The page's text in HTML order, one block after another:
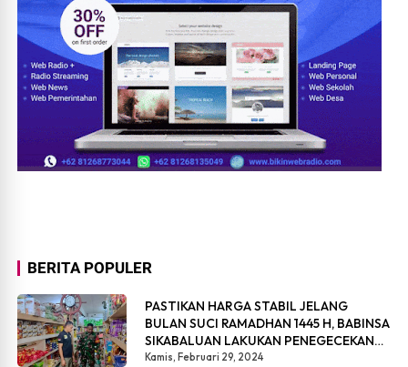
BERITA POPULER
PASTIKAN HARGA STABIL JELANG
BULAN SUCI RAMADHAN 1445 H, BABINSA
SIKABALUAN LAKUKAN PENEGECEKAN
HARGA SEMBAKO
Kamis, Februari 29, 2024